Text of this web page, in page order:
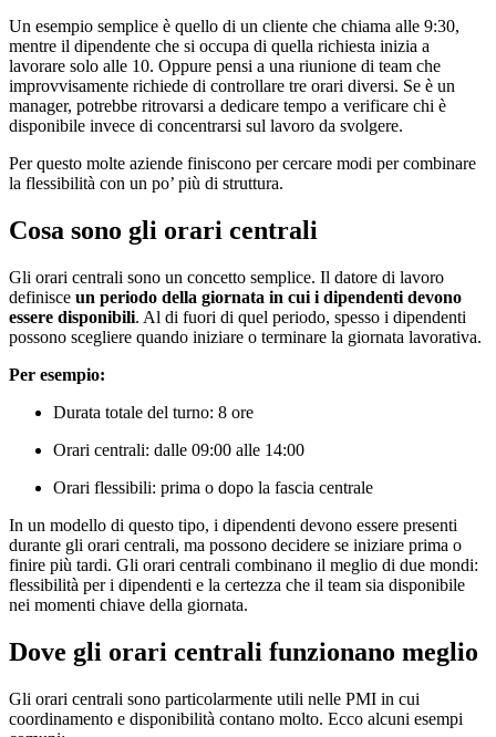
Un esempio semplice è quello di un cliente che chiama alle 9:30,
mentre il dipendente che si occupa di quella richiesta inizia a
lavorare solo alle 10. Oppure pensi a una riunione di team che
improvvisamente richiede di controllare tre orari diversi. Se è un
manager, potrebbe ritrovarsi a dedicare tempo a verificare chi è
disponibile invece di concentrarsi sul lavoro da svolgere.
Per questo molte aziende finiscono per cercare modi per combinare
la flessibilità con un po’ più di struttura.
Cosa sono gli orari centrali
Gli orari centrali sono un concetto semplice. Il datore di lavoro
definisce un periodo della giornata in cui i dipendenti devono
essere disponibili. Al di fuori di quel periodo, spesso i dipendenti
possono scegliere quando iniziare o terminare la giornata lavorativa.
Per esempio:
Durata totale del turno: 8 ore
Orari centrali: dalle 09:00 alle 14:00
Orari flessibili: prima o dopo la fascia centrale
In un modello di questo tipo, i dipendenti devono essere presenti
durante gli orari centrali, ma possono decidere se iniziare prima o
finire più tardi. Gli orari centrali combinano il meglio di due mondi:
flessibilità per i dipendenti e la certezza che il team sia disponibile
nei momenti chiave della giornata.
Dove gli orari centrali funzionano meglio
Gli orari centrali sono particolarmente utili nelle PMI in cui
coordinamento e disponibilità contano molto. Ecco alcuni esempi